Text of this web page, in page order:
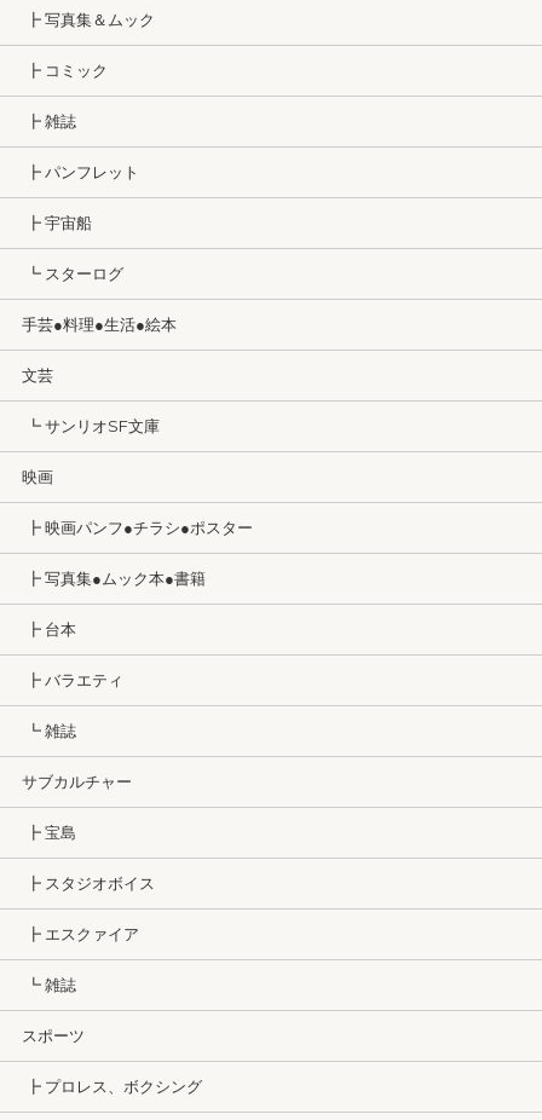
┣ 写真集＆ムック
┣ コミック
┣ 雑誌
┣ パンフレット
┣ 宇宙船
┗ スターログ
手芸●料理●生活●絵本
文芸
┗ サンリオSF文庫
映画
┣ 映画パンフ●チラシ●ポスター
┣ 写真集●ムック本●書籍
┣ 台本
┣ バラエティ
┗ 雑誌
サブカルチャー
┣ 宝島
┣ スタジオボイス
┣ エスクァイア
┗ 雑誌
スポーツ
┣ プロレス、ボクシング